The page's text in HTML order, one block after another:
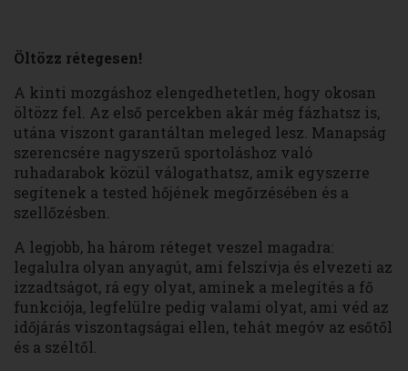
Öltözz rétegesen!
A kinti mozgáshoz elengedhetetlen, hogy okosan
öltözz fel. Az első percekben akár még fázhatsz is,
utána viszont garantáltan meleged lesz. Manapság
szerencsére nagyszerű sportoláshoz való
ruhadarabok közül válogathatsz, amik egyszerre
segítenek a tested hőjének megőrzésében és a
szellőzésben.
A legjobb, ha három réteget veszel magadra:
legalulra olyan anyagút, ami felszívja és elvezeti az
izzadtságot, rá egy olyat, aminek a melegítés a fő
funkciója, legfelülre pedig valami olyat, ami véd az
időjárás viszontagságai ellen, tehát megóv az esőtől
és a széltől.